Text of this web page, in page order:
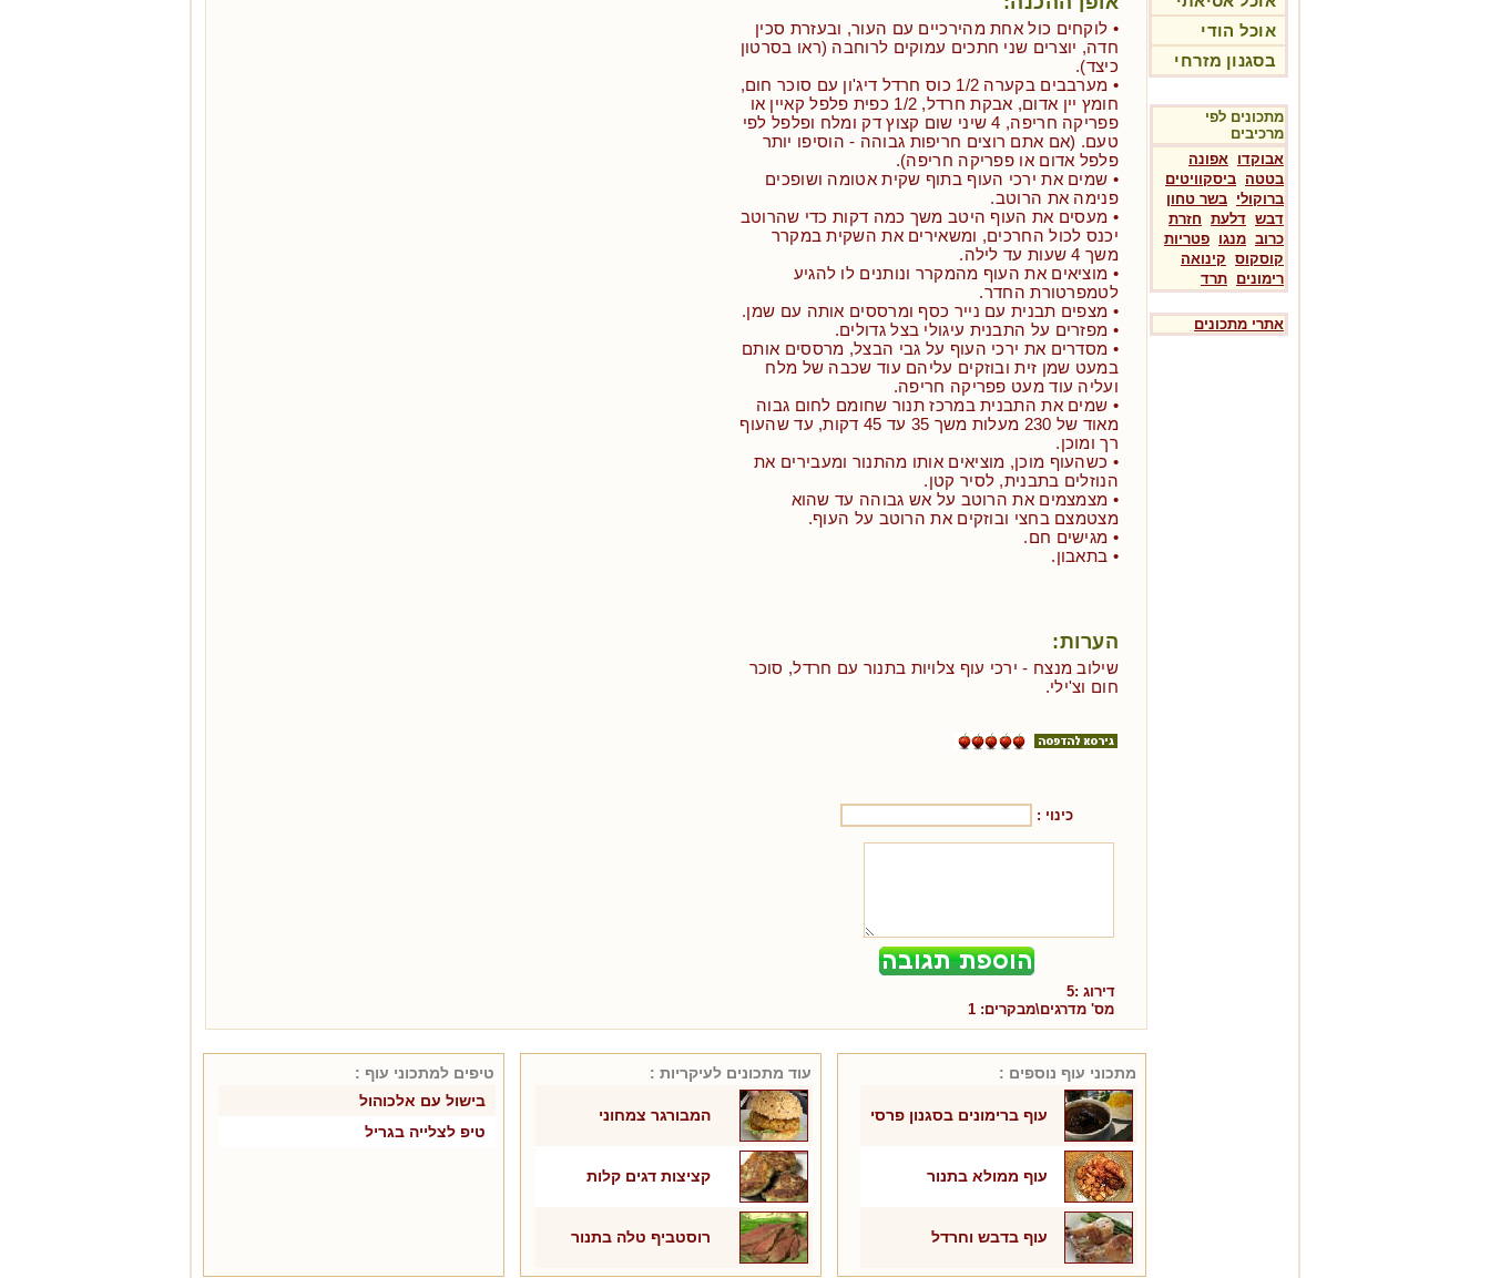
אוכל הודי
בסגנון מזרחי
מתכונים לפי
מרכיבים
אבוקדו אפונה
בטטה ביסקוויטים
ברוקולי בשר טחון
דבש דלעת חזרת
כרוב מנגו פטריות
קוסקוס קינואה
רימונים תרד
אתרי מתכונים
• לוקחים כול אחת מהירכיים עם העור, ובעזרת סכין
חדה, יוצרים שני חתכים עמוקים לרוחבה (ראו בסרטון
כיצד).
• מערבבים בקערה 1/2 כוס חרדל דיג'ון עם סוכר חום,
חומץ יין אדום, אבקת חרדל, 1/2 כפית פלפל קאיין או
פפריקה חריפה, 4 שיני שום קצוץ דק ומלח ופלפל לפי
טעם. (אם אתם רוצים חריפות גבוהה - הוסיפו יותר
פלפל אדום או פפריקה חריפה).
• שמים את ירכי העוף בתוף שקית אטומה ושופכים
פנימה את הרוטב.
• מעסים את העוף היטב משך כמה דקות כדי שהרוטב
יכנס לכול החרכים, ומשאירים את השקית במקרר
משך 4 שעות עד לילה.
• מוציאים את העוף מהמקרר ונותנים לו להגיע
לטמפרטורת החדר.
• מצפים תבנית עם נייר כסף ומרססים אותה עם שמן.
• מפזרים על התבנית עיגולי בצל גדולים.
• מסדרים את ירכי העוף על גבי הבצל, מרססים אותם
במעט שמן זית ובוזקים עליהם עוד שכבה של מלח
ועליה עוד מעט פפריקה חריפה.
• שמים את התבנית במרכז תנור שחומם לחום גבוה
מאוד של 230 מעלות משך 35 עד 45 דקות, עד שהעוף
רך ומוכן.
• כשהעוף מוכן, מוציאים אותו מהתנור ומעבירים את
הנוזלים בתבנית, לסיר קטן.
• מצמצמים את הרוטב על אש גבוהה עד שהוא
מצטמצם בחצי ובוזקים את הרוטב על העוף.
• מגישים חם.
• בתאבון.
הערות:
שילוב מנצח - ירכי עוף צלויות בתנור עם חרדל, סוכר
חום וצ'ילי.
כינוי :
דירוג :5
מס' מדרגים\מבקרים: 1
מתכוני עוף נוספים :
עוף ברימונים בסגנון פרסי
עוף ממולא בתנור
עוף בדבש וחרדל
עוד מתכונים לעיקריות :
המבורגר צמחוני
קציצות דגים קלות
רוסטביף טלה בתנור
טיפים למתכוני עוף :
בישול עם אלכוהול
טיפ לצלייה בגריל